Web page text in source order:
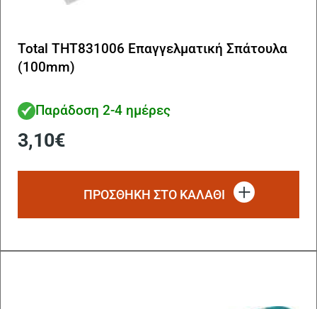
Total THT831006 Επαγγελματική Σπάτουλα
(100mm)
Παράδοση 2-4 ημέρες
3,10€
ΠΡΟΣΘΗΚΗ ΣΤΟ ΚΑΛΑΘΙ